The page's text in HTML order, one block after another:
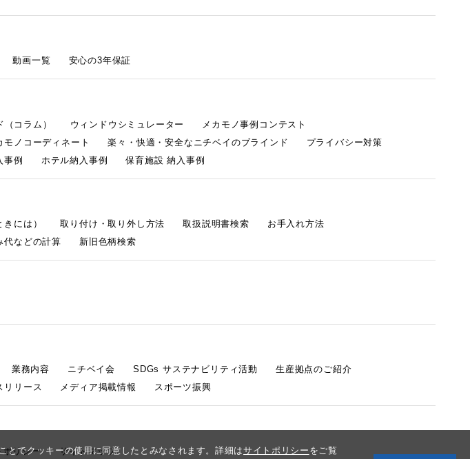
とでクッキーの使用に同意したとみなされます。詳細はサイトポリシー をご覧
動画一覧 安心の3年保証
コラム） ウィンドウシミュレーター
メカモノ事例コンテスト
モノコーディネート 楽々・快適・安全なニチベイのブラインド
プライバシー対策
事例 ホテル納入事例 保育施設 納入事例
には） 取り付け・取り外し方法 取扱説明書検索
お手入れ方法
代などの計算 新旧色柄検索
業務内容 ニチベイ会 SDGs サステナビリティ活動
生産拠点のご紹介
リリース メディア掲載情報 スポーツ振興
ポリシー サイトマップ